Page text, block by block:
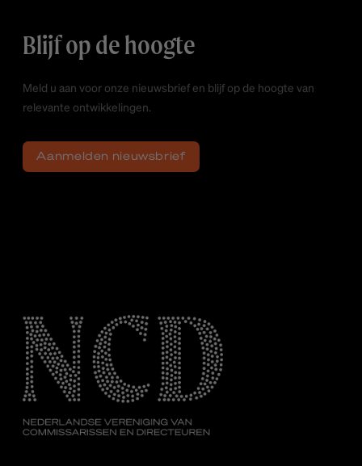
Blijf op de hoogte
Meld u aan voor onze nieuwsbrief en blijf op de hoogte van
relevante ontwikkelingen.
Aanmelden nieuwsbrief